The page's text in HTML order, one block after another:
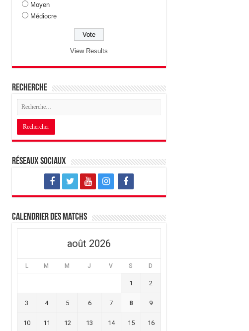
Moyen
Médiocre
View Results
Recherche
Réseaux sociaux
Calendrier des matchs
août 2026
L M M J V S D
1 2
3 4 5 6 7 8 9
10 11 12 13 14 15 16